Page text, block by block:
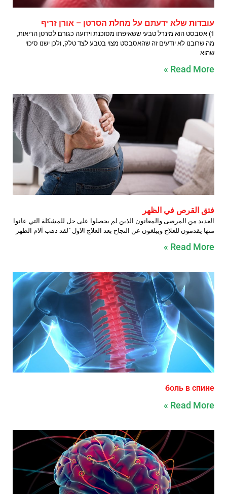
עובדות שלא ידעתם על מחלת הסרטן – אורן זריף
1) אסבסט הוא מינרל טבעי ששאיפתו מסוכנת וידועה כגורם לסרטן הריאות,
מה שרובנו לא יודעים זה שהאסבסט מצוי בטבע לצד טלק, ולכן ישנו סיכוי
שהוא
Read More »
فتق القرص في الظهر
العديد من المرضى والمعانون الذين لم يحصلوا على حل للمشكلة التي عانوا
منها يقدمون للعلاج ويبلغون عن النجاح بعد العلاج الاول "لقد ذهب آلام الظهر
Read More »
боль в спине
Read More »